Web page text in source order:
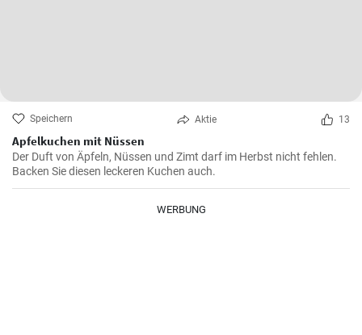
Speichern Aktie 13
Apfelkuchen mit Nüssen
Der Duft von Äpfeln, Nüssen und Zimt darf im Herbst nicht fehlen.
Backen Sie diesen leckeren Kuchen auch.
WERBUNG